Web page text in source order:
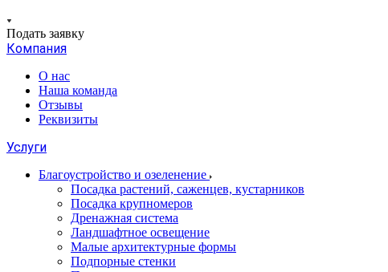
Подать заявку
Компания
О нас
Наша команда
Отзывы
Реквизиты
Услуги
Благоустройство и озеленение
Посадка растений, саженцев, кустарников
Посадка крупномеров
Дренажная система
Ландшафтное освещение
Малые архитектурные формы
Подпорные стенки